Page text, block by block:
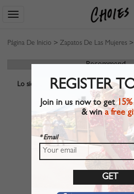
Página De Inicio > Zapatos De Las Mujeres >
Lo siento, no se encuentra ningún
REGISTER
Join in us now to get
& wina free
* Email